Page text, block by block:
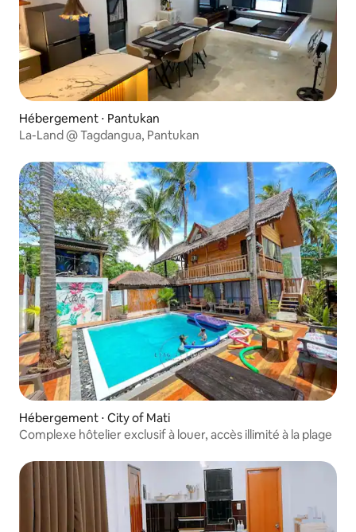
Hébergement ⋅ Pantukan
La-Land @ Tagdangua, Pantukan
Hébergement ⋅ City of Mati
Complexe hôtelier exclusif à louer, accès illimité à la plage